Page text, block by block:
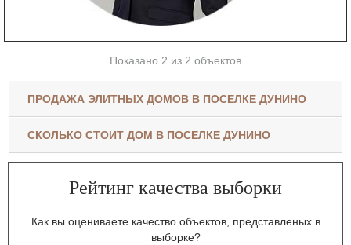
Показано 2 из 2 объектов
ПРОДАЖА ЭЛИТНЫХ ДОМОВ В ПОСЕЛКЕ ДУНИНО
СКОЛЬКО СТОИТ ДОМ В ПОСЕЛКЕ ДУНИНО
Рейтинг качества выборки
Как вы оцениваете качество объектов, представленых в
выборке?